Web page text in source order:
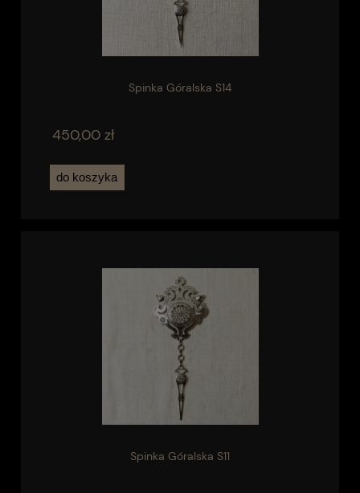
Spinka Góralska S14
450,00 zł
do koszyka
Spinka Góralska S11